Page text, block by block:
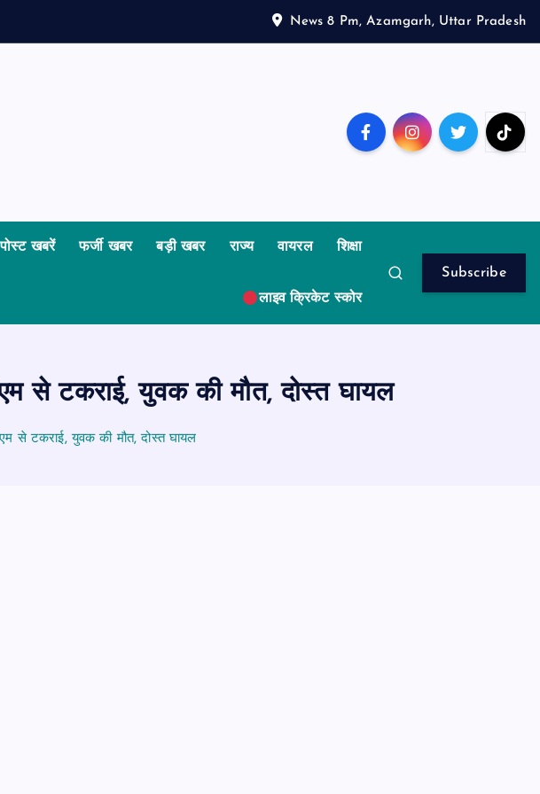
News 8 Pm, Azamgarh, Uttar Pradesh
पोस्ट खबरें फर्जी खबर बड़ी खबर राज्य वायरल शिक्षा
लाइव क्रिकेट स्कोर
Subscribe
से टकराई, युवक की मौत, दोस्त घायल
से टकराई, युवक की मौत, दोस्त घायल